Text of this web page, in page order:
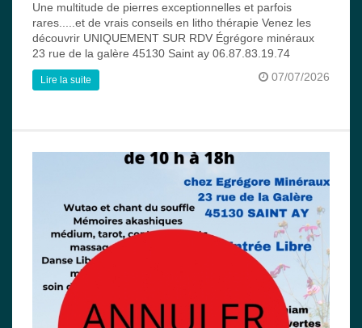
Une multitude de pierres exceptionnelles et parfois
rares.....et de vrais conseils en litho thérapie Venez les
découvrir UNIQUEMENT SUR RDV Égrégore minéraux
23 rue de la galère 45130 Saint ay 06.87.83.19.74
07/07/2026
Lire la suite